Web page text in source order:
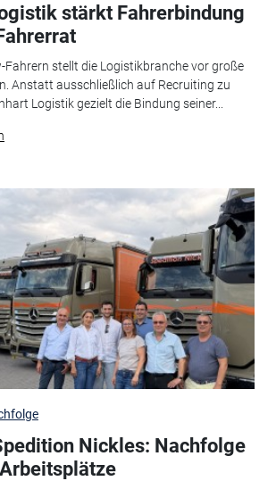
stärkt Fahrerbindung
Fahrern stellt die Logistikbranche vor große
Anstatt ausschließlich auf Recruiting zu
Logistik gezielt die Bindung seiner...
Nickles: Nachfolge